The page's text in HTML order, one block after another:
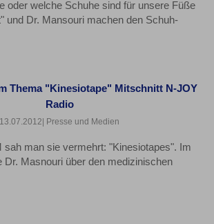
oder welche Schuhe sind für unsere Füße
und Dr. Mansouri machen den Schuh-
Thema "Kinesiotape" Mitschnitt N-JOY
Radio
13.07.2012 | Presse und Medien
sah man sie vermehrt: "Kinesiotapes". Im
Dr. Masnouri über den medizinischen